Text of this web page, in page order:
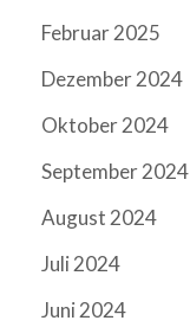
Februar 2025
Dezember 2024
Oktober 2024
September 2024
August 2024
Juli 2024
Juni 2024